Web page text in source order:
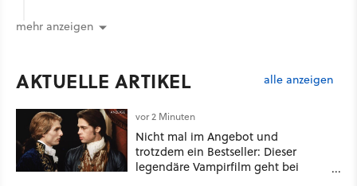
mehr anzeigen
AKTUELLE ARTIKEL alle anzeigen
vor 2 Minuten
Nicht mal im Angebot und
trotzdem ein Bestseller: Dieser
legendäre Vampirfilm geht bei